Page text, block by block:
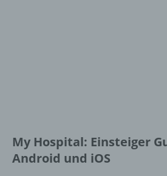
My Hospital: Einsteiger
Android und iOS